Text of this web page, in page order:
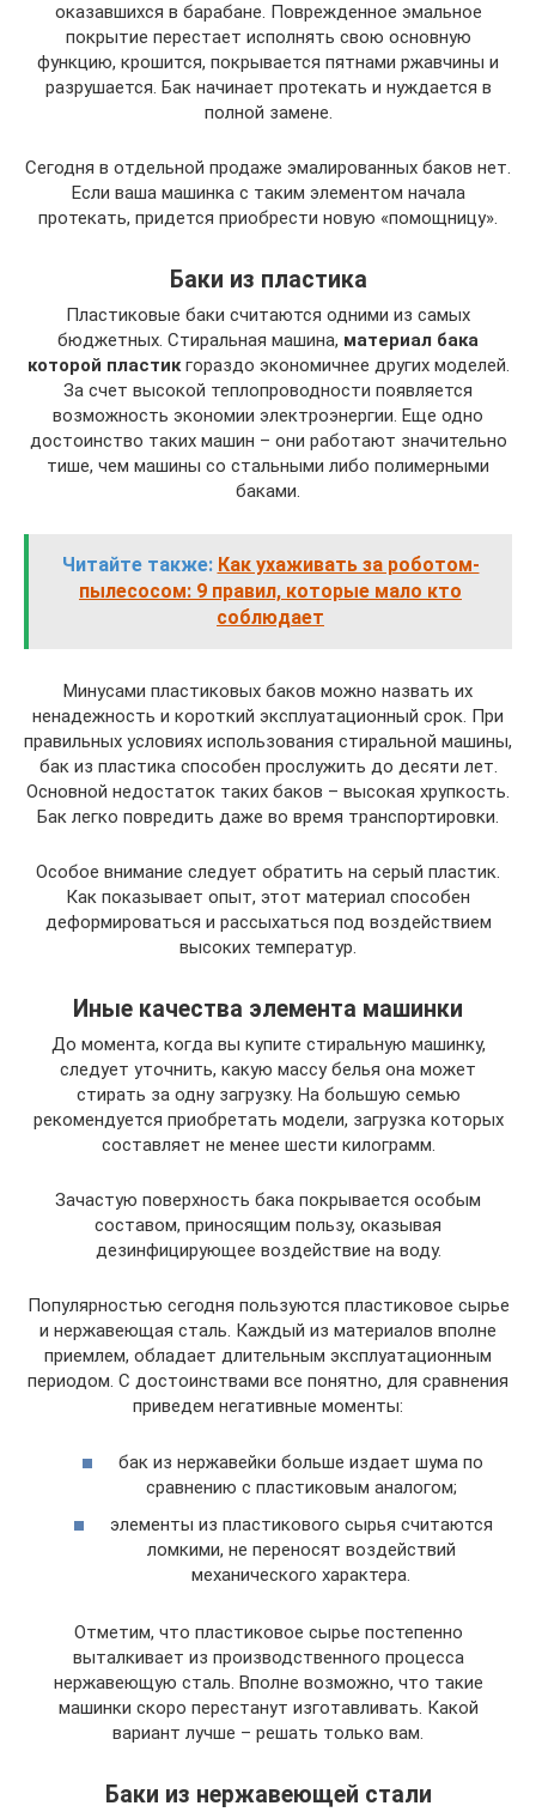
оказавшихся в барабане. Поврежденное эмальное
покрытие перестает исполнять свою основную
функцию, крошится, покрывается пятнами ржавчины и
разрушается. Бак начинает протекать и нуждается в
полной замене.
Сегодня в отдельной продаже эмалированных баков нет.
Если ваша машинка с таким элементом начала
протекать, придется приобрести новую «помощницу».
Баки из пластика
Пластиковые баки считаются одними из самых
бюджетных. Стиральная машина, материал бака
которой пластикгораздо экономичнее других моделей.
За счет высокой теплопроводности появляется
возможность экономии электроэнергии. Еще одно
достоинство таких машин – они работают значительно
тише, чем машины со стальными либо полимерными
баками.
Читайте также: Как ухаживать за роботом-
пылесосом: 9 правил, которые мало кто
соблюдает
Минусами пластиковых баков можно назвать их
ненадежность и короткий эксплуатационный срок. При
правильных условиях использования стиральной машины,
бак из пластика способен прослужить до десяти лет.
Основной недостаток таких баков – высокая хрупкость.
Бак легко повредить даже во время транспортировки.
Особое внимание следует обратить на серый пластик.
Как показывает опыт, этот материал способен
деформироваться и рассыхаться под воздействием
высоких температур.
Иные качества элемента машинки
До момента, когда вы купите стиральную машинку,
следует уточнить, какую массу белья она может
стирать за одну загрузку. На большую семью
рекомендуется приобретать модели, загрузка которых
составляет не менее шести килограмм.
Зачастую поверхность бака покрывается особым
составом, приносящим пользу, оказывая
дезинфицирующее воздействие на воду.
Популярностью сегодня пользуются пластиковое сырье
и нержавеющая сталь. Каждый из материалов вполне
приемлем, обладает длительным эксплуатационным
периодом. С достоинствами все понятно, для сравнения
приведем негативные моменты:
бак из нержавейки больше издает шума по
сравнению с пластиковым аналогом;
элементы из пластикового сырья считаются
ломкими, не переносят воздействий
механического характера.
Отметим, что пластиковое сырье постепенно
выталкивает из производственного процесса
нержавеющую сталь. Вполне возможно, что такие
машинки скоро перестанут изготавливать. Какой
вариант лучше – решать только вам.
Баки из нержавеющей стали